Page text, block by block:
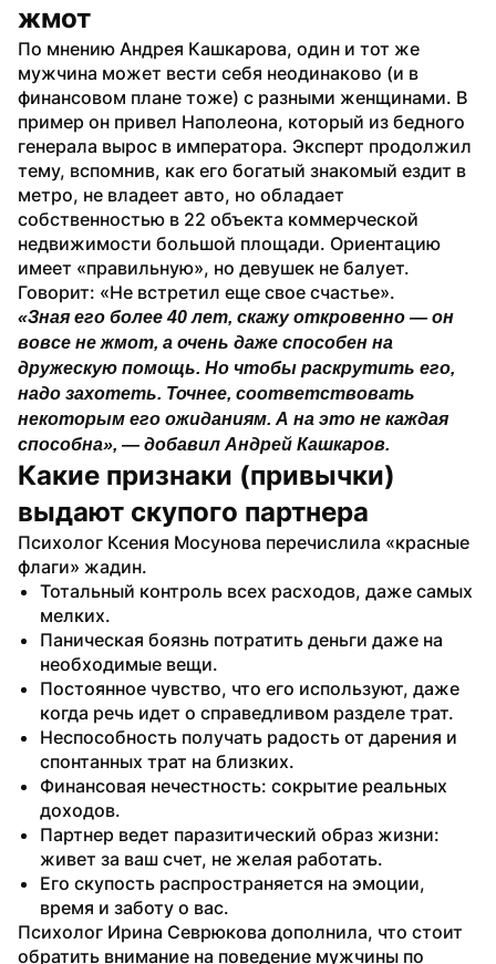
жмот
По мнению Андрея Кашкарова, один и тот же
мужчина может вести себя неодинаково (и в
финансовом плане тоже) с разными женщинами. В
пример он привел Наполеона, который из бедного
генерала вырос в императора. Эксперт продолжил
тему, вспомнив, как его богатый знакомый ездит в
метро, не владеет авто, но обладает
собственностью в 22 объекта коммерческой
недвижимости большой площади. Ориентацию
имеет «правильную», но девушек не балует.
Говорит: «Не встретил еще свое счастье».
«Зная его более 40 лет, скажу откровенно — он
вовсе не жмот, а очень даже способен на
дружескую помощь. Но чтобы раскрутить его,
надо захотеть. Точнее, соответствовать
некоторым его ожиданиям. А на это не каждая
способна», — добавил Андрей Кашкаров.
Какие признаки (привычки)
выдают скупого партнера
Психолог Ксения Мосунова перечислила «красные
флаги» жадин.
Тотальный контроль всех расходов, даже самых
мелких.
Паническая боязнь потратить деньги даже на
необходимые вещи.
Постоянное чувство, что его используют, даже
когда речь идет о справедливом разделе трат.
Неспособность получать радость от дарения и
спонтанных трат на близких.
Финансовая нечестность: сокрытие реальных
доходов.
Партнер ведет паразитический образ жизни:
живет за ваш счет, не желая работать.
Его скупость распространяется на эмоции,
время и заботу о вас.
Психолог Ирина Севрюкова дополнила, что стоит
обратить внимание на поведение мужчины по